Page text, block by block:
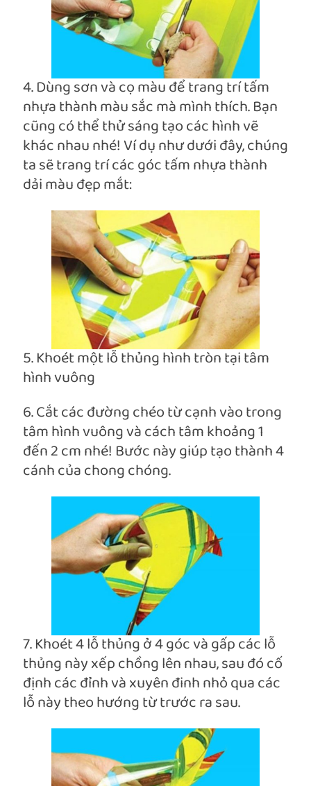
4. Dùng sơn và cọ màu để trang trí tấm
nhựa thành màu sắc mà mình thích. Bạn
cũng có thể thử sáng tạo các hình vẽ
khác nhau nhé! Ví dụ như dưới đây, chúng
ta sẽ trang trí các góc tấm nhựa thành
dải màu đẹp mắt:
5. Khoét một lỗ thủng hình tròn tại tâm
hình vuông
6. Cắt các đường chéo từ cạnh vào trong
tâm hình vuông và cách tâm khoảng 1
đến 2 cm nhé! Bước này giúp tạo thành 4
cánh của chong chóng.
7. Khoét 4 lỗ thủng ở 4 góc và gấp các lỗ
thủng này xếp chồng lên nhau, sau đó cố
định các đỉnh và xuyên đinh nhỏ qua các
lỗ này theo hướng từ trước ra sau.